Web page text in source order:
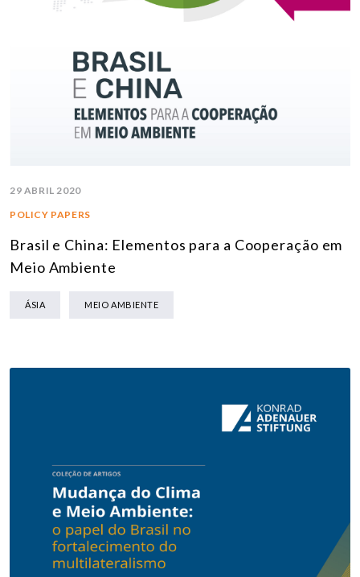
29 ABRIL 2020
POLICY PAPERS
Brasil e China: Elementos para a Cooperação em
Meio Ambiente
ÁSIA MEIO AMBIENTE